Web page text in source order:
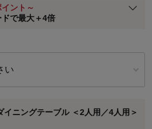
ント～
で最大＋4倍
トはステージ倍率適用前の基本ポイント
い
イニングテーブル ＜2人用／4人用＞